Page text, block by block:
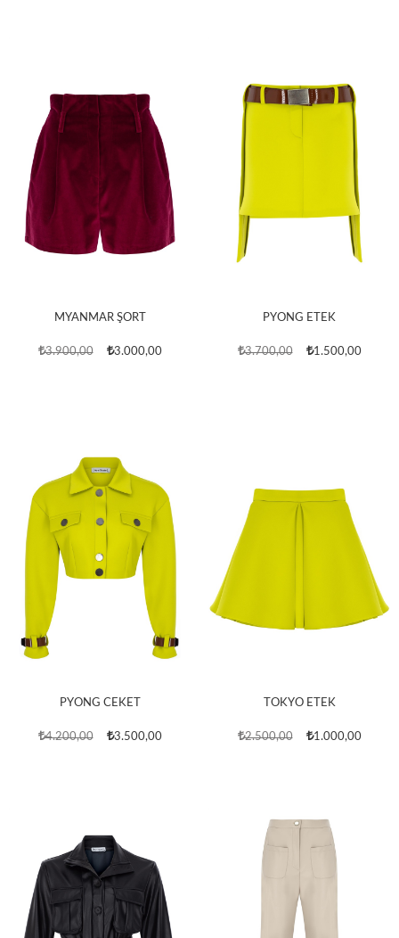
MYANMAR ŞORT
3.900,00 3.000,00
PYONG ETEK
3.700,00 1.500,00
PYONG CEKET
4.200,00 3.500,00
TOKYO ETEK
2.500,00 1.000,00